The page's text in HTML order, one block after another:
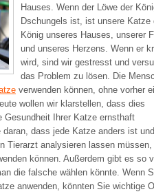
Hauses. Wenn der Löwe der
Dschungels ist, ist unsere Katze
König unseres Hauses, unserer
und unseres Herzens. Wenn er
wird, sind wir gestresst und
das Problem zu lösen. Die
verwenden können, ohne vorher
wollen wir klarstellen, dass dies
Gesundheit Ihrer Katze ernsthaft
daran, dass jede Katze anders ist
Tierarzt analysieren lassen müssen,
können. Außerdem gibt es so
die falsche wählen könnte. Wenn
anwenden, könnten Sie wichtige